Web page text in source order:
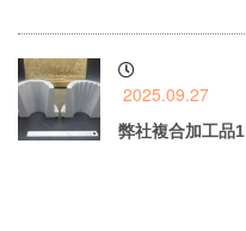
2025.09.27
弊社複合加工品1